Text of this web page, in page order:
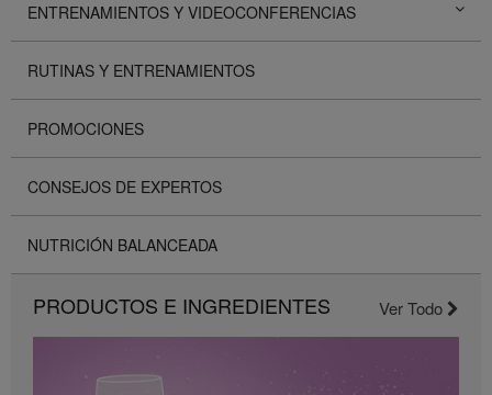
ENTRENAMIENTOS Y VIDEOCONFERENCIAS
RUTINAS Y ENTRENAMIENTOS
PROMOCIONES
CONSEJOS DE EXPERTOS
NUTRICIÓN BALANCEADA
PRODUCTOS E INGREDIENTES Ver Todo